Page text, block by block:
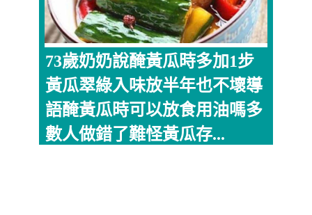
73歲奶奶說醃黃瓜時多加1步
黃瓜翠綠入味放半年也不壞導
語醃黃瓜時可以放食用油嗎多
數人做錯了難怪黃瓜存...